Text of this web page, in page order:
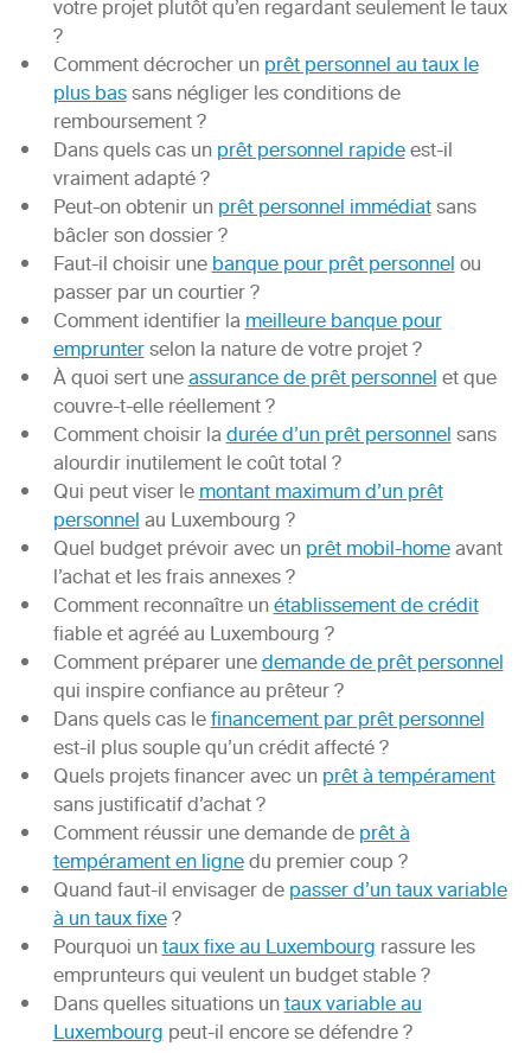
votre projet plutôt qu’en regardant seulement le taux
?
Comment décrocher unprêt personnel au taux le
plus bassans négliger les conditions de
remboursement ?
Dans quels cas unprêt personnel rapideest-il
vraiment adapté ?
Peut-on obtenir unprêt personnel immédiatsans
bâcler son dossier ?
Faut-il choisir unebanque pour prêt personnelou
passer par un courtier ?
Comment identifier lameilleure banque pour
emprunterselon la nature de votre projet ?
À quoi sert uneassurance de prêt personnelet que
couvre-t-elle réellement ?
Comment choisir ladurée d’un prêt personnelsans
alourdir inutilement le coût total ?
Qui peut viser lemontant maximum d’un prêt
personnelau Luxembourg ?
Quel budget prévoir avec unprêt mobil-homeavant
l’achat et les frais annexes ?
Comment reconnaître unétablissement de crédit
fiable et agréé au Luxembourg ?
Comment préparer unedemande de prêt personnel
qui inspire confiance au prêteur ?
Dans quels cas lefinancement par prêt personnel
est-il plus souple qu’un crédit affecté ?
Quels projets financer avec unprêt à tempérament
sans justificatif d’achat ?
Comment réussir une demande deprêt à
tempérament en lignedu premier coup ?
Quand faut-il envisager depasser d’un taux variable
à un taux fixe?
Pourquoi untaux fixe au Luxembourgrassure les
emprunteurs qui veulent un budget stable ?
Dans quelles situations untaux variable au
Luxembourgpeut-il encore se défendre ?